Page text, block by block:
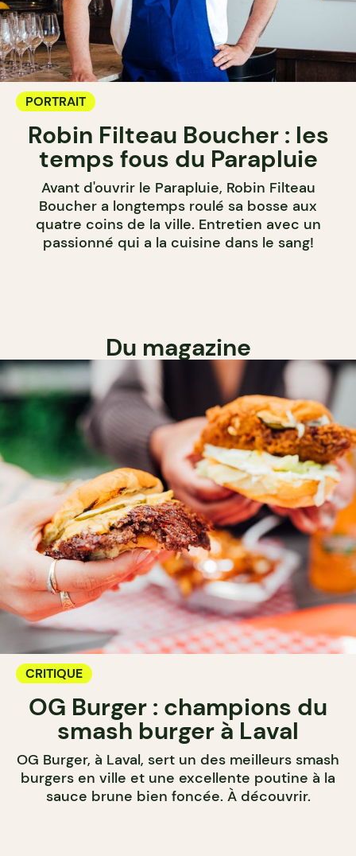
PORTRAIT
Robin Filteau Boucher : les
temps fous du Parapluie
Avant d'ouvrir le Parapluie, Robin Filteau
Boucher a longtemps roulé sa bosse aux
quatre coins de la ville. Entretien avec un
passionné qui a la cuisine dans le sang!
Du magazine
CRITIQUE
OG Burger : champions du
smash burger à Laval
OG Burger, à Laval, sert un des meilleurs smash
burgers en ville et une excellente poutine à la
sauce brune bien foncée. À découvrir.